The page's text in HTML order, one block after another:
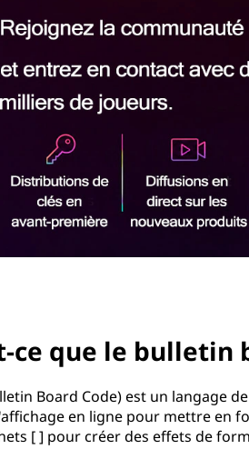
ce que le bulletin
Board Code) est un langage
en ligne pour mettre en
[ ] pour créer des effets de